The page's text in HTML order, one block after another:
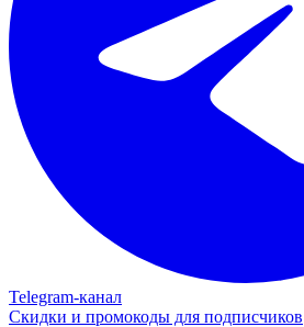
Telegram‑канал
Скидки и промокоды для подписчиков